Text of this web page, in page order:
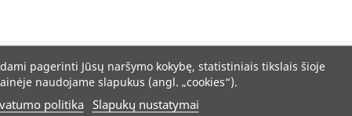
pagerinti Jūsų naršymo kokybę, statistiniais tikslais šioje
naudojame slapukus (angl. „cookies“).
politika Slapukų nustatymai